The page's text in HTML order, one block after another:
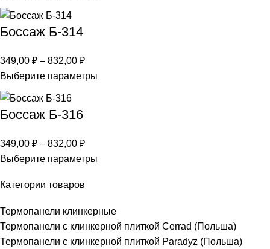
Категории товаров
Термопанели клинкерные
Термопанели c клинкерной плиткой Сerrad (Польша)
Термопанели с клинкерной плиткой Paradyz (Польша)
Боссаж Б-314
349,00 ₽ – 832,00 ₽
Выберите параметры
Боссаж Б-316
349,00 ₽ – 832,00 ₽
Выберите параметры